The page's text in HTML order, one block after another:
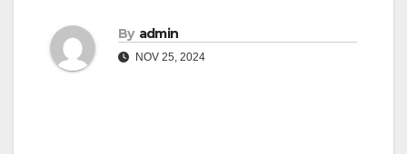
By admin
NOV 25, 2024